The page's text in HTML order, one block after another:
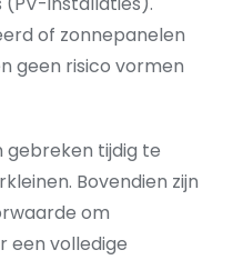
of zonnepanelen
geen risico vormen
gebreken tijdig te
Bovendien zijn
om
een volledige